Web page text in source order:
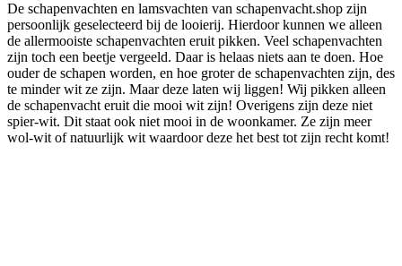
De schapenvachten en lamsvachten van schapenvacht.shop zijn
persoonlijk geselecteerd bij de looierij. Hierdoor kunnen we alleen
de allermooiste schapenvachten eruit pikken. Veel schapenvachten
zijn toch een beetje vergeeld. Daar is helaas niets aan te doen. Hoe
ouder de schapen worden, en hoe groter de schapenvachten zijn, des
te minder wit ze zijn. Maar deze laten wij liggen! Wij pikken alleen
de schapenvacht eruit die mooi wit zijn! Overigens zijn deze niet
spier-wit. Dit staat ook niet mooi in de woonkamer. Ze zijn meer
wol-wit of natuurlijk wit waardoor deze het best tot zijn recht komt!